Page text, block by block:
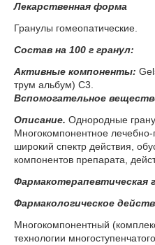
Ле­кар­ствен­ная фор­ма
Гра­ну­лы го­мео­па­ти­че­ские.
Со­став на 100 г гранул:
Ак­тив­ные компоненты:
трум аль­бум) С3.
Вс­по­мо­га­тель­ное
Опи­са­ние. Однородные
Многокомпонентное лечебно-
широкий спектр действия,
компонентов препарата,
Фармакотерапевтическая
Фармакологическое
Многокомпонентный
технологии